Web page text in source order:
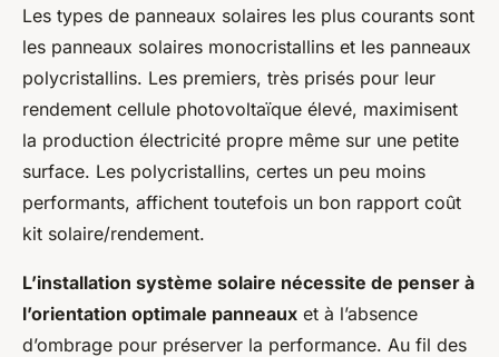
Les types de panneaux solaires les plus courants sont
les panneaux solaires monocristallins et les panneaux
polycristallins. Les premiers, très prisés pour leur
rendement cellule photovoltaïque élevé, maximisent
la production électricité propre même sur une petite
surface. Les polycristallins, certes un peu moins
performants, affichent toutefois un bon rapport coût
kit solaire/rendement.
L’installation système solaire nécessite de penser à
l’orientation optimale panneaux et à l’absence
d’ombrage pour préserver la performance. Au fil des